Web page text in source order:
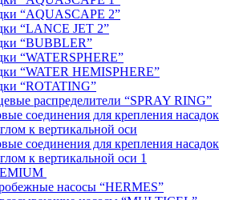
“AQUASCAPE 2”
“LANCE JET 2”
“BUBBLER”
“WATERSPHERE”
“WATER HEMISPHERE”
“ROTATING”
распределители “SPRAY RING”
соединения для крепления насадок
к вертикальной оси
соединения для крепления насадок
к вертикальной оси 1
насосы “HERMES”